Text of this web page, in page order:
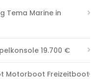
Tema Marine in
19.700 €
Motorboot Freizeitboot